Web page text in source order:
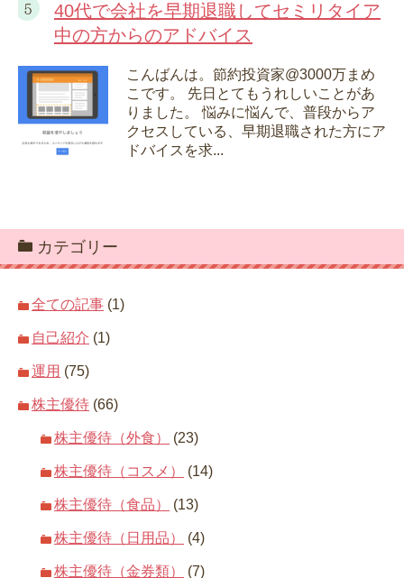
40代で会社を早期退職してセミリタイア
中の方からのアドバイス
こんばんは。節約投資家@3000万まめ
こです。 先日とてもうれしいことがあ
りました。 悩みに悩んで、普段からア
クセスしている、早期退職された方にア
ドバイスを求...
カテゴリー
全ての記事 (1)
自己紹介 (1)
運用 (75)
株主優待 (66)
株主優待（外食） (23)
株主優待（コスメ） (14)
株主優待（食品） (13)
株主優待（日用品） (4)
株主優待（金券類） (7)